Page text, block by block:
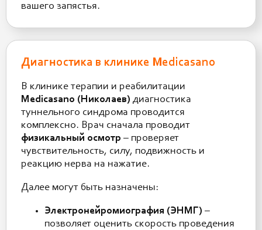
вашего запястья.
Диагностика в клинике Medicasano
В клинике терапии и реабилитации
Medicasano (Николаев) диагностика
туннельного синдрома проводится
комплексно. Врач сначала проводит
физикальный осмотр – проверяет
чувствительность, силу, подвижность и
реакцию нерва на нажатие.
Далее могут быть назначены:
Электронейромиография (ЭНМГ) –
позволяет оценить скорость проведения